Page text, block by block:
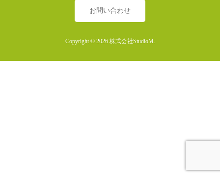
お問い合わせ
Copyright © 2026 株式会社StudioM.